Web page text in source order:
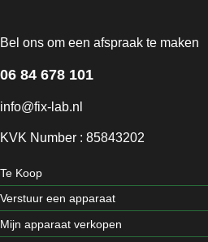
Bel ons om een afspraak te maken
06 84 678 101
info@fix-lab.nl
KVK Number : 85843202
Te Koop
Verstuur een apparaat
Mijn apparaat verkopen